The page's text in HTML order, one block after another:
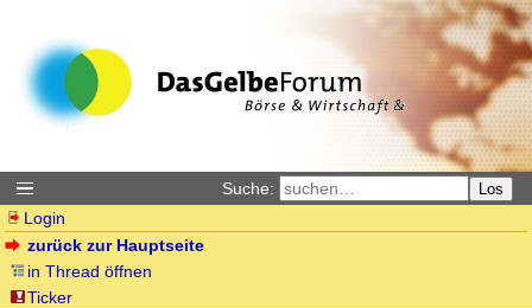
Suche: Los
Login
zurück zur Hauptseite
in Thread öffnen
Ticker